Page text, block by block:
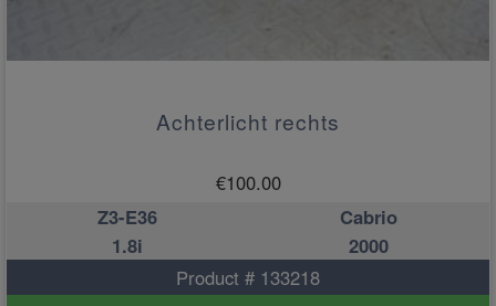
Achterlicht rechts
€100.00
Z3-E36
Cabrio
1.8i
2000
Product # 133218